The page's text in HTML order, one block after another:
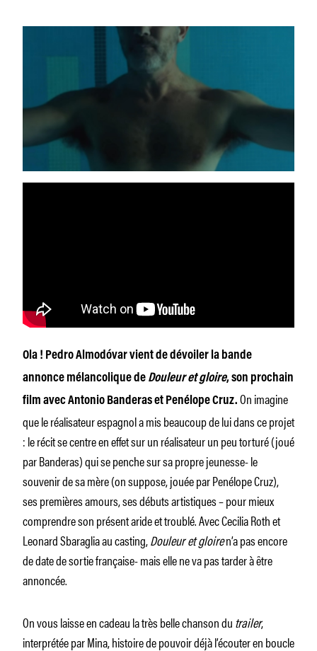
Ola ! Pedro Almodóvar vient de dévoiler la bande
annonce mélancolique de Douleur et gloire, son prochain
film avec Antonio Banderas et Penélope Cruz. On imagine
que le réalisateur espagnol a mis beaucoup de lui dans ce projet
: le récit se centre en effet sur un réalisateur un peu torturé (joué
par Banderas) qui se penche sur sa propre jeunesse- le
souvenir de sa mère (on suppose, jouée par Penélope Cruz),
ses premières amours, ses débuts artistiques – pour mieux
comprendre son présent aride et troublé. Avec Cecilia Roth et
Leonard Sbaraglia au casting,Douleur et gloiren’a pas encore
de date de sortie française- mais elle ne va pas tarder à être
annoncée.
On vous laisse en cadeau la très belle chanson dutrailer,
interprétée par Mina, histoire de pouvoir déjà l’écouter en boucle